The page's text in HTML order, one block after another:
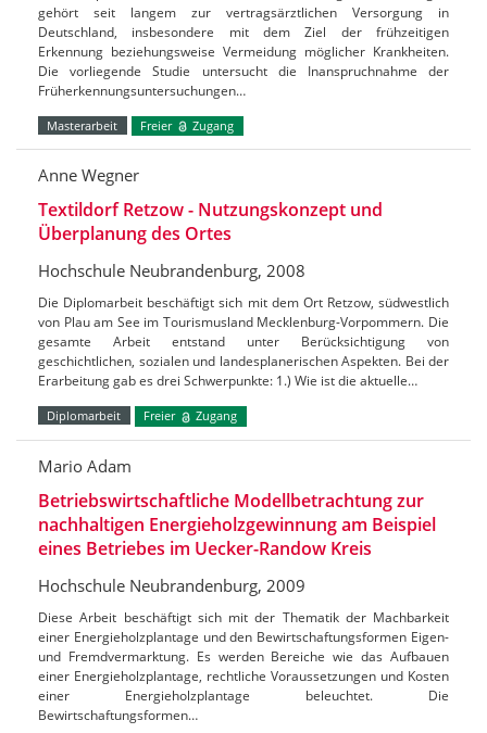
gehört seit langem zur vertragsärztlichen Versorgung in
Deutschland, insbesondere mit dem Ziel der frühzeitigen
Erkennung beziehungsweise Vermeidung möglicher Krankheiten.
Die vorliegende Studie untersucht die Inanspruchnahme der
Früherkennungsuntersuchungen…
Masterarbeit Freier Zugang
Anne Wegner
Textildorf Retzow - Nutzungskonzept und
Überplanung des Ortes
Hochschule Neubrandenburg, 2008
Die Diplomarbeit beschäftigt sich mit dem Ort Retzow, südwestlich
von Plau am See im Tourismusland Mecklenburg-Vorpommern. Die
gesamte Arbeit entstand unter Berücksichtigung von
geschichtlichen, sozialen und landesplanerischen Aspekten. Bei der
Erarbeitung gab es drei Schwerpunkte: 1.) Wie ist die aktuelle…
Diplomarbeit Freier Zugang
Mario Adam
Betriebswirtschaftliche Modellbetrachtung zur
nachhaltigen Energieholzgewinnung am Beispiel
eines Betriebes im Uecker-Randow Kreis
Hochschule Neubrandenburg, 2009
Diese Arbeit beschäftigt sich mit der Thematik der Machbarkeit
einer Energieholzplantage und den Bewirtschaftungsformen Eigen-
und Fremdvermarktung. Es werden Bereiche wie das Aufbauen
einer Energieholzplantage, rechtliche Voraussetzungen und Kosten
einer Energieholzplantage beleuchtet. Die
Bewirtschaftungsformen…